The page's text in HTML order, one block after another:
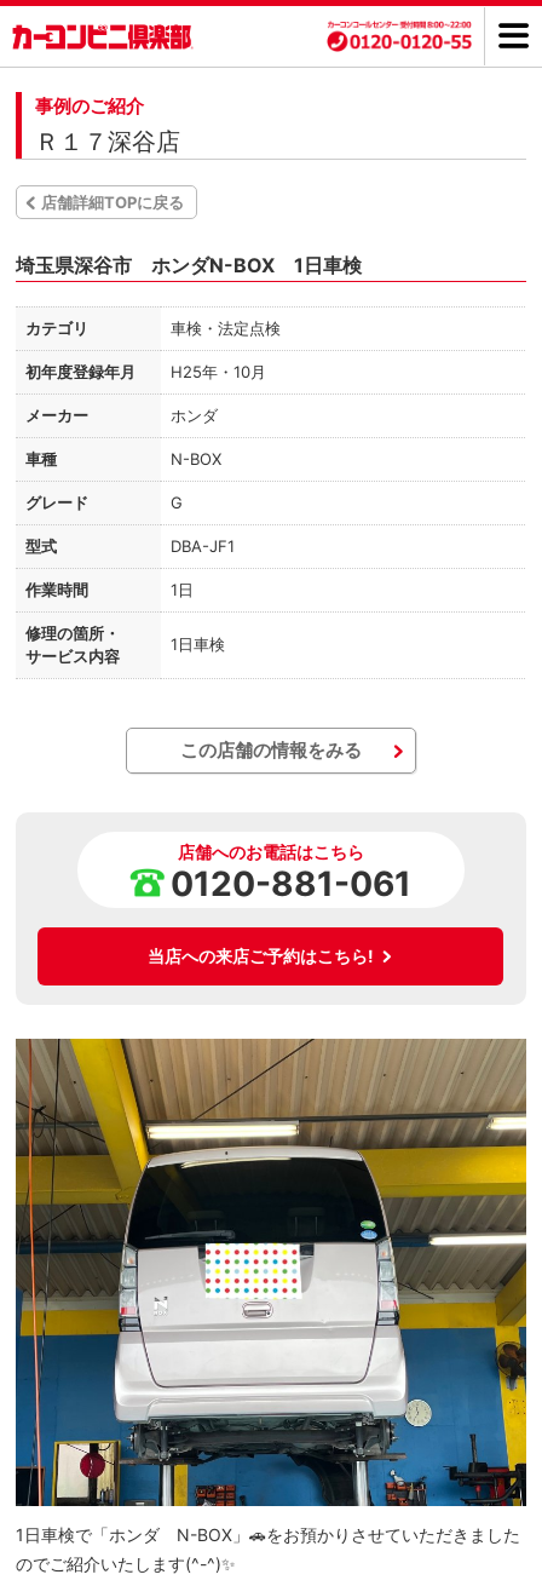
事例のご紹介
Ｒ１７深谷店
店舗詳細TOPに戻る
埼玉県深谷市 ホンダN-BOX 1日車検
カテゴリ 車検・法定点検
初年度登録年月 H25年・10月
メーカー ホンダ
車種 N-BOX
グレード G
型式 DBA-JF1
作業時間 1日
修理の箇所・
サービス内容
1日車検
この店舗の情報をみる
店舗へのお電話はこちら
0120-881-061
当店への来店ご予約はこちら!
1日車検で「ホンダ N-BOX」🚗をお預かりさせていただきました
のでご紹介いたします(^-^)✨